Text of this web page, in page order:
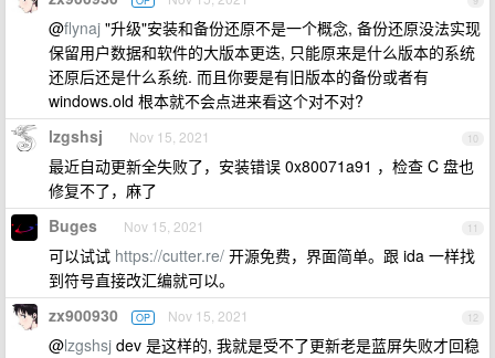
@flynaj "升级"安装和备份还原不是一个概念, 备份还原没法实现
保留用户数据和软件的大版本更迭, 只能原来是什么版本的系统
还原后还是什么系统. 而且你要是有旧版本的备份或者有
windows.old 根本就不会点进来看这个对不对?
10
lzgshsj Nov 15, 2021
最近自动更新全失败了，安装错误 0x80071a91 ，检查 C 盘也
修复不了，麻了
11
Buges Nov 15, 2021
可以试试 https://cutter.re/ 开源免费，界面简单。跟 ida 一样找
到符号直接改汇编就可以。
12
zx900930 OP Nov 15, 2021
@lzgshsj dev 是这样的, 我就是受不了更新老是蓝屏失败才回稳